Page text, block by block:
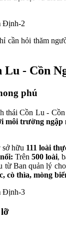
cần hỏi thăm
Lu - Cồn
phú
thái Cồn Lu -
môi trường ngập
hữu 111 loài
Trên 500 loài,
từ Ban quản lý
cò thìa, mòng